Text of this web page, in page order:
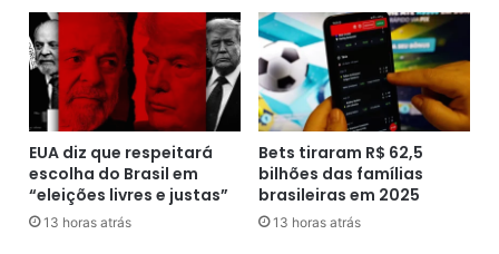
r
,
g
a
m
a
t
S
T
F
i
a
s
T
o
EUA diz que respeitará
escolha do Brasil em
“eleições livres e justas”
13 horas atrás
Bets tiraram R$ 62,5
bilhões das famílias
brasileiras em 2025
13 horas atrás